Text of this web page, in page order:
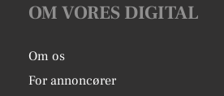
OM VORES DIGITAL
Om os
For annoncører